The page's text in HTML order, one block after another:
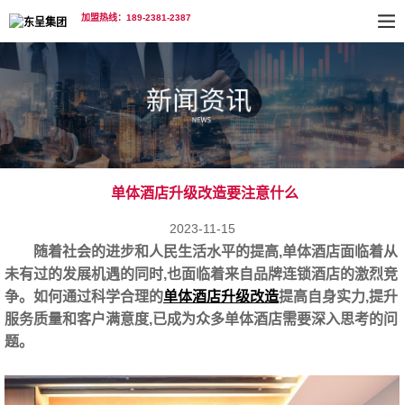
加盟热线：189-2381-2387
单体酒店升级改造要注意什么
2023-11-15
随着社会的进步和人民生活水平的提高,单体酒店面临着从
未有过的发展机遇的同时,也面临着来自品牌连锁酒店的激烈竞
争。如何通过科学合理的单体酒店升级改造提高自身实力,提升
服务质量和客户满意度,已成为众多单体酒店需要深入思考的问
题。